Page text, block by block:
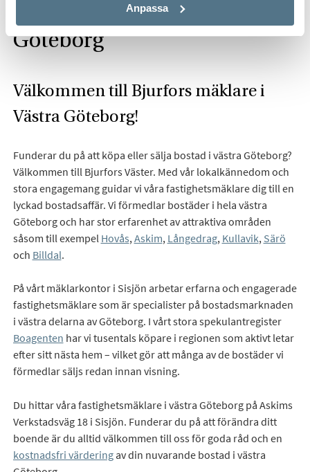
Anpassa
Hitta mäklare i Västra
Göteborg
Välkommen till Bjurfors mäklare i
Västra Göteborg!
Funderar du på att köpa eller sälja bostad i västra Göteborg?
Välkommen till Bjurfors Väster. Med vår lokalkännedom och
stora engagemang guidar vi våra fastighetsmäklare dig till en
lyckad bostadsaffär. Vi förmedlar bostäder i hela västra
Göteborg och har stor erfarenhet av attraktiva områden
såsom till exempel Hovås, Askim, Långedrag, Kullavik, Särö
och Billdal.
På vårt mäklarkontor i Sisjön arbetar erfarna och engagerade
fastighetsmäklare som är specialister på bostadsmarknaden
i västra delarna av Göteborg. I vårt stora spekulantregister
Boagenten har vi tusentals köpare i regionen som aktivt letar
efter sitt nästa hem – vilket gör att många av de bostäder vi
förmedlar säljs redan innan visning.
Du hittar våra fastighetsmäklare i västra Göteborg på Askims
Verkstadsväg 18 i Sisjön. Funderar du på att förändra ditt
boende är du alltid välkommen till oss för goda råd och en
kostnadsfri värderingav din nuvarande bostad i västra